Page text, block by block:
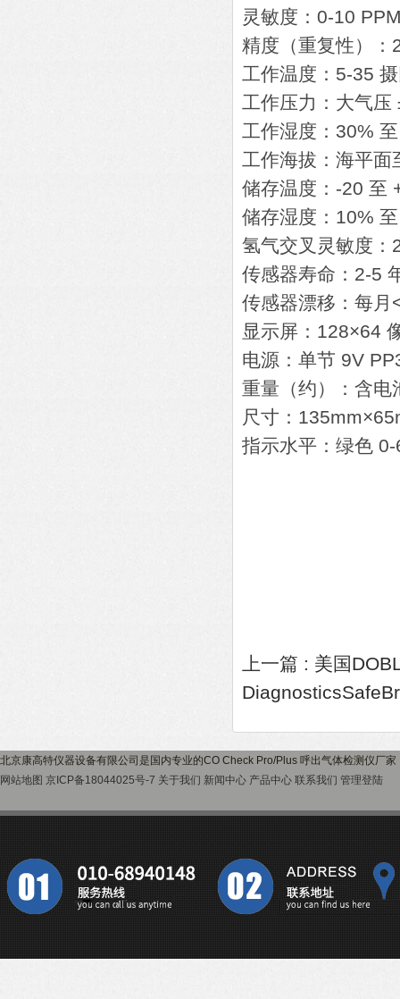
灵敏度：0-10
精度（重复性）
工作温度：5-35
工作压力：大气压
工作湿度：30%
工作海拔：海平面
储存温度：-20 至
储存湿度：10%
氢气交叉灵敏度：
传感器寿命：2-5
传感器漂移：每月
显示屏：128×64
电源：单节 9V
重量（约）：含电
尺寸：
指示水平：绿色
上一篇 : 美国
北京康高特仪器设备有限公司是国内专业的CO Check Pro/Plus 呼出气体检测仪厂
网站地图 京ICP备18044025号-7 关于我们 新闻中心 产品中心 联系我们 管理登陆